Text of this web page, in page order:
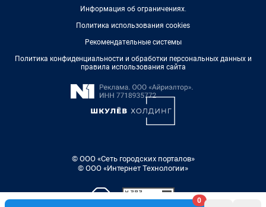
0
Информация об ограничениях.
Политика использования cookies
Рекомендательные системы
Политика конфиденциальности и обработки персональных данных и
правила использования сайта
© ООО «Сеть городских порталов»
© ООО «Интернет Технологии»